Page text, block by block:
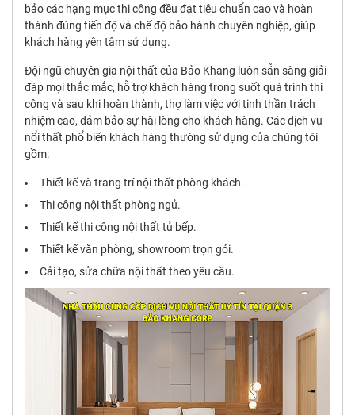
bảo các hạng mục thi công đều đạt tiêu chuẩn cao và hoàn
thành đúng tiến độ và chế độ bảo hành chuyên nghiệp, giúp
khách hàng yên tâm sử dụng.
Đội ngũ chuyên gia nội thất của Bảo Khang luôn sẵn sàng giải
đáp mọi thắc mắc, hỗ trợ khách hàng trong suốt quá trình thi
công và sau khi hoàn thành, thợ làm việc với tinh thần trách
nhiệm cao, đảm bảo sự hài lòng cho khách hàng. Các dịch vụ
nổi thất phổ biến khách hàng thường sử dụng của chúng tôi
gồm:
Thiết kế và trang trí nội thất phòng khách.
Thi công nội thất phòng ngủ.
Thiết kế thi công nội thất tủ bếp.
Thiết kế văn phòng, showroom trọn gói.
Cải tạo, sửa chữa nội thất theo yêu cầu.